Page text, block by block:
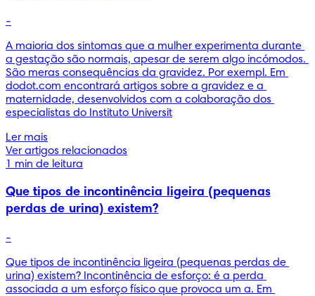
-
A maioria dos sintomas que a mulher experimenta durante
a gestação são normais, apesar de serem algo incómodos.
São meras consequências da gravidez. Por exempl. Em
dodot.com encontrará artigos sobre a gravidez e a
maternidade, desenvolvidos com a colaboração dos
especialistas do Instituto Universit
Ler mais
Ver artigos relacionados
1 min de leitura
Que tipos de incontinência ligeira (pequenas
perdas de urina) existem?
-
Que tipos de incontinência ligeira (pequenas perdas de
urina) existem? Incontinência de esforço: é a perda
associada a um esforço físico que provoca um a. Em